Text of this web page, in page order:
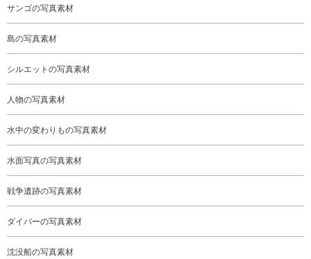
サンゴの写真素材
島の写真素材
シルエットの写真素材
人物の写真素材
水中の変わりもの写真素材
水面写真の写真素材
戦争遺跡の写真素材
ダイバーの写真素材
沈没船の写真素材